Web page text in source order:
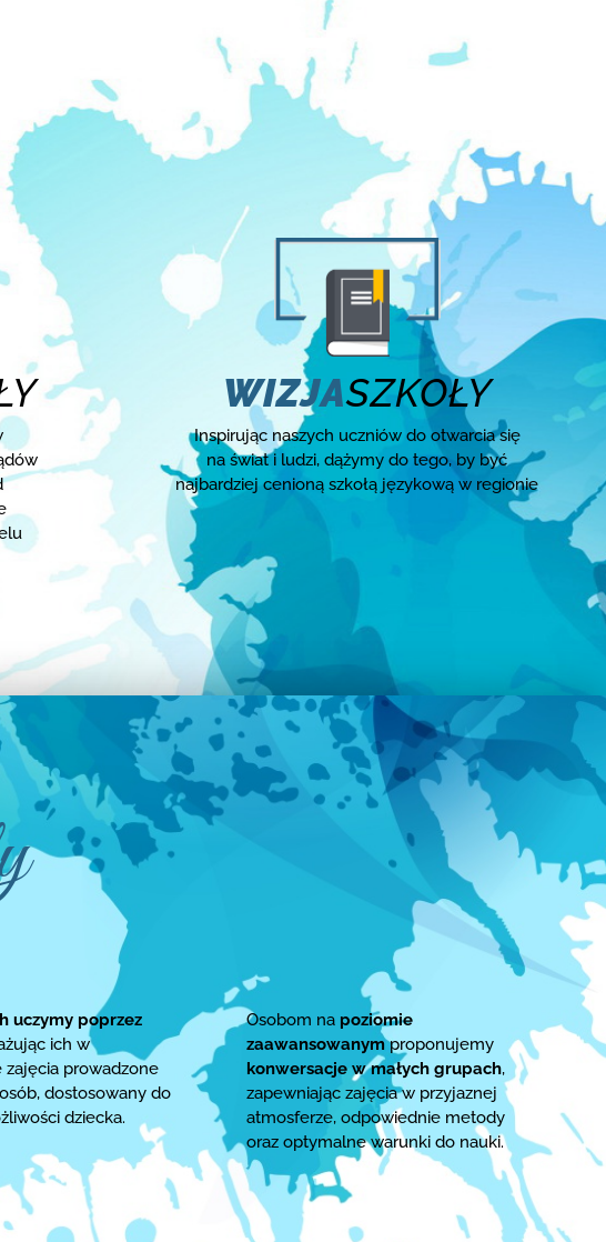
WIZJASZKOŁY
Inspirując naszych uczniów do otwarcia się
na świat i ludzi, dążymy do tego, by być
najbardziej cenioną szkołą językową w regionie
uczymy poprzez
ich w
zajęcia prowadzone
dostosowany do
dziecka.
Osobom na poziomie
zaawansowanymproponujemy
konwersacje w małych grupach,
zapewniając zajęcia w przyjaznej
atmosferze, odpowiednie metody
oraz optymalne warunki do nauki.